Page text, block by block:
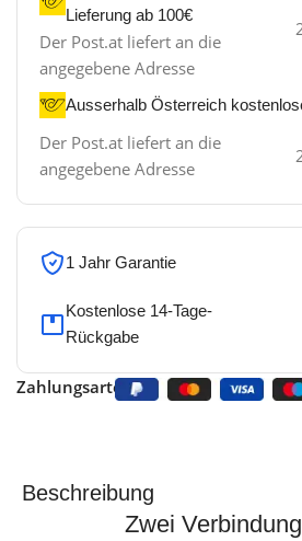
Lieferung ab 100€
Der Post.at liefert an die
angegebene Adresse
Ausserhalb Österreich
Der Post.at liefert an die
angegebene Adresse
1 Jahr Garantie
Kostenlose 14-Tage-
Rückgabe
Zahlungsarten:
Beschreibung
Zwei